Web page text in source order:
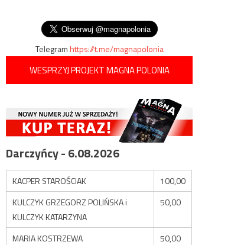
Telegramhttps://t.me/magnapolonia
WESPRZYJ PROJEKT MAGNA POLONIA
Darczyńcy - 6.08.2026
KACPER STAROŚCIAK
100,00
KULCZYK GRZEGORZ POLIŃSKA i
KULCZYK KATARZYNA
50,00
MARIA KOSTRZEWA
50,00